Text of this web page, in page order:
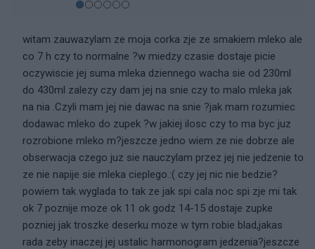
witam zauwazylam ze moja corka zje ze smakiem mleko ale
co 7 h czy to normalne ?w miedzy czasie dostaje picie
oczywiscie jej suma mleka dziennego wacha sie od 230ml
do 430ml zalezy czy dam jej na snie czy to malo mleka jak
na nia .Czyli mam jej nie dawac na snie ?jak mam rozumiec
dodawac mleko do zupek ?w jakiej ilosc czy to ma byc juz
rozrobione mleko m?jeszcze jedno wiem ze nie dobrze ale
obserwacja czego juz sie nauczylam przez jej nie jedzenie to
ze nie napije sie mleka cieplego.:( czy jej nic nie bedzie?
powiem tak wyglada to tak ze jak spi cala noc spi zje mi tak
ok 7 poznije moze ok 11 ok godz 14-15 dostaje zupke
pozniej jak troszke deserku moze w tym robie blad,jakas
rada zeby inaczej jej ustalic harmonogram jedzenia?jeszcze